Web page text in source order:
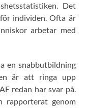
Det
individen. Ofta är
arbetar med
en snabbutbildning
är att ringa upp
redan har svar på.
rapporterat genom